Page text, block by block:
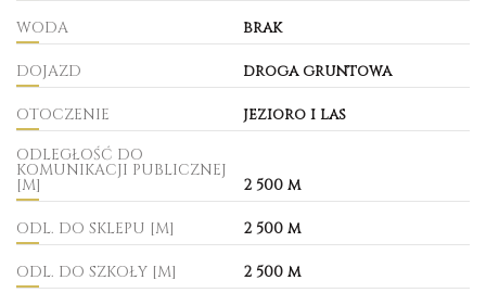
WODA brak
DOJAZD droga gruntowa
OTOCZENIE
jezioro i las
ODLEGŁOŚĆ DO
KOMUNIKACJI PUBLICZNEJ
[M] 2 500 m
ODL. DO SKLEPU [M] 2 500 m
ODL. DO SZKOŁY [M] 2 500 m